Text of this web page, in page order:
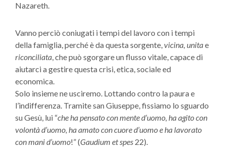
Nazareth.
Vanno perciò coniugati i tempi del lavoro con i tempi
della famiglia, perché è da questa sorgente,vicina, unitae
riconciliata, che può sgorgare un flusso vitale, capace di
aiutarci a gestire questa crisi, etica, sociale ed
economica.
Solo insieme ne usciremo. Lottando contro la paura e
l’indifferenza. Tramite san Giuseppe, fissiamo lo sguardo
su Gesù, lui “che ha pensato con mente d’uomo, ha agito con
volontà d’uomo, ha amato con cuore d’uomo e ha lavorato
con mani d’uomo!” (Gaudium et spes 22).